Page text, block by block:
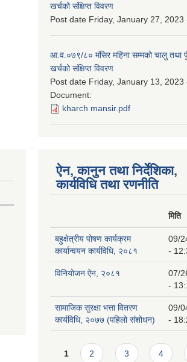
खर्चको संक्षिप्त विवरण
Post date Friday, January 27, 2023
आ.व.०७९/८० मंसिर महिना सम्मको चालु तथा
खर्चको संक्षिप्त विवरण
Post date Friday, January 13, 2023
Document:
kharch mansir.pdf
ऐन, कानुन तथा निर्देशिका,
कार्यविधि तथा रणनीति
मिति
बहुक्षेत्रीय पोषण कार्यक्रम
कार्यान्वयन कार्यविधि, २०८१
09/
-
विनियोजन ऐन, २०८१
07/
-
सामाजिक सुरक्षा भत्ता वितरण
कार्यविधि, २०७७ (पहिलो संशोधन)
09/
-
Pages
1 2 3 4